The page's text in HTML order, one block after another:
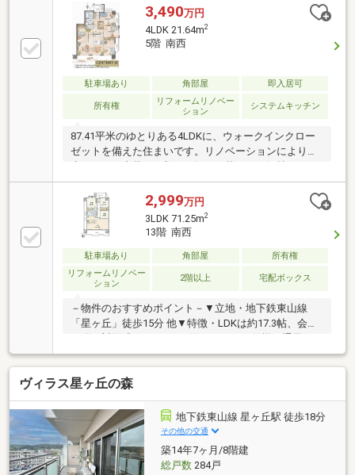
りません＊リフォーム内容キッチン、浴室、トイレ、
洗面台、建具新調クロス、フローリング張替、食洗器
新設＊周辺施設・西山小学校 徒歩9分・神丘中学
校 徒歩5分・イオンメイトピア店 徒歩7分・木村病
院 徒歩9分・一社公園 徒歩12分まずはお電話・メ
ールにてお気軽にお問合せ下さい！弊社HPでも詳細情
3,490万円
4LDK 21.64m2
5階 南西
駐車場あり 角部屋 即入居可
所有権
リフォームリノベー
ション
システムキッチン
87.41平米のゆとりある4LDKに、ウォークインクロー
ゼットを備えた住まいです。リノベーションにより、
スタートできます。リビングを中心に家族が自然と集
まりやすい間取りで、それぞれの個室も確保されてい
るため、子育て世帯や在宅ワークにも対応しやすい住
空間です。徒歩圏内には小・中学校やスーパーがあ
り、日々の生活にも便利な住環境が整っています。
2,999万円
3LDK 71.25m2
13階 南西
駐車場あり 角部屋
所有権
リフォームリノベー
ション
2階以上 宅配ボックス
－物件のおすすめポイント－▼立地・地下鉄東山線
「星ヶ丘」徒歩15分 他▼特徴・LDKは約17.3帖、会話
良好・各洋室にクローゼットを設置・玄関アルコーブ
有・オートロック・宅配ボックス付▼2026年4月室内
リフォーム内容【交換】UB、洗面化粧台、トイレ、キ
ッチン(水栓) 等【その他】フローリング貼(LDK・洋室
全室・廊下)、クロス貼(壁・天井) 等▼周辺環境・イオ
ンメイトピア店 徒歩8分(約600m)■ ご希望の住まい探
しをお手伝いします ━━━━━・・・物件の詳細・ご
相談はお気軽にお問い合わせください。
ヴィラス星ヶ丘の森
地下鉄東山線 星ヶ丘駅 徒歩18分
その他の交通
築14年7ヶ月/8階建
総戸数284戸